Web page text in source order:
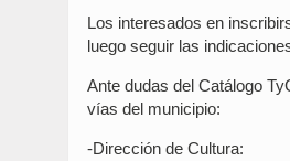
Los interesados en
luego seguir las
Ante dudas del Catálogo
vías del municipio:
-Dirección de Cultura: